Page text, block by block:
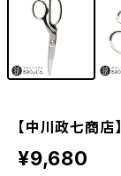
【中川政七商
¥9,680